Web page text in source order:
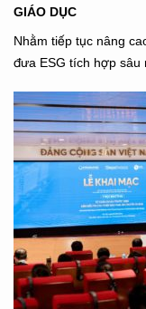
GIÁO DỤC
Nhằm tiếp tục nâng
đưa ESG tích hợp sâu